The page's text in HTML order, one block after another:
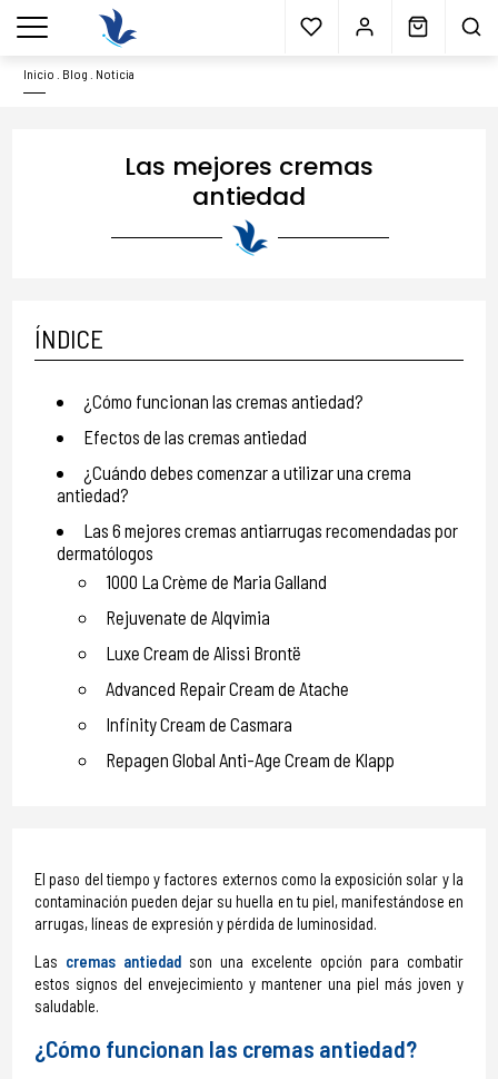
Envío gratisa partir 40€* Muestras gratis Blog
menu
Inicio Blog Noticia
Las mejores cremas
antiedad
ÍNDICE
¿Cómo funcionan las cremas antiedad?
Efectos de las cremas antiedad
¿Cuándo debes comenzar a utilizar una crema
antiedad?
Las 6 mejores cremas antiarrugas recomendadas por
dermatólogos
1000 La Crème de Maria Galland
Rejuvenate de Alqvimia
Luxe Cream de Alissi Brontë
Advanced Repair Cream de Atache
Infinity Cream de Casmara
Repagen Global Anti-Age Cream de Klapp
El paso del tiempo y factores externos como la exposición solar y la
contaminación pueden dejar su huella en tu piel, manifestándose en
arrugas, líneas de expresión y pérdida de luminosidad.
Las cremas antiedad son una excelente opción para combatir
estos signos del envejecimiento y mantener una piel más joven y
saludable.
¿Cómo funcionan las cremas antiedad?